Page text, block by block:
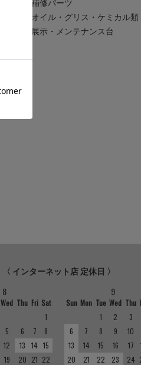
補修パーツ
オイル・グリス・ケミカル類
展示・メンテナンス台
〈 インターネット店 定休日 〉
8
Wed Thu Fri Sat
1
5 6 7
8
12 13 14 15
19 20 21 22
9
Sun Mon Tue Wed Thu
1
2 3
6
7 8 9 10
13
14 15 16 17
20
21 22 23 24